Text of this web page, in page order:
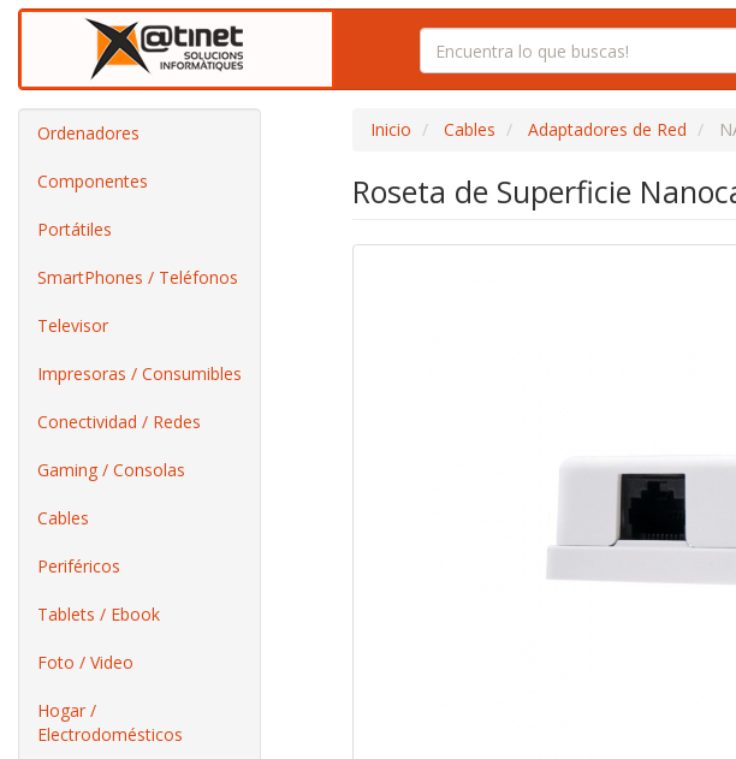
Ordenadores
Componentes
Portátiles
SmartPhones / Teléfonos
Televisor
Impresoras / Consumibles
Conectividad / Redes
Gaming / Consolas
Cables
Periféricos
Tablets / Ebook
Foto / Video
Hogar /
Electrodomésticos
Inicio Cables Adaptadores de Red
Roseta de Superficie